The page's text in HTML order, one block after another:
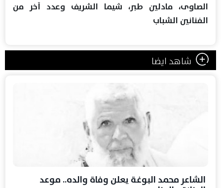
الصاوى، مادلين طبر، شيما الشريف وعدد آخر من
الفنانين الشباب
شاهد ايضا
الشاعر محمد البوغة يعلن وفاة والده.. موعد